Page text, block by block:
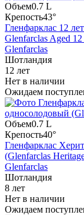
Объем0.7 L
Крепость43°
Гленфарклас 12
Glenfarclas Aged 12
Glenfarclas
Шотландия
12 лет
Нет в наличии
Ожидаем
Объем0.7 L
Крепость40°
Гленфарклас
(Glenfarclas
Glenfarclas
Шотландия
8 лет
Нет в наличии
Ожидаем